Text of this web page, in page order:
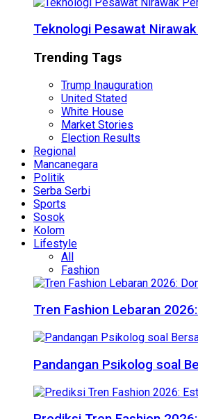
Teknologi Pesawat
Trending Tags
Trump Inauguration
United Stated
White House
Market Stories
Election Results
Regional
Mancanegara
Politik
Serba Serbi
Sports
Sosok
Kolom
Lifestyle
All
Fashion
Tren Fashion Lebaran
Pandangan Psikolog soal